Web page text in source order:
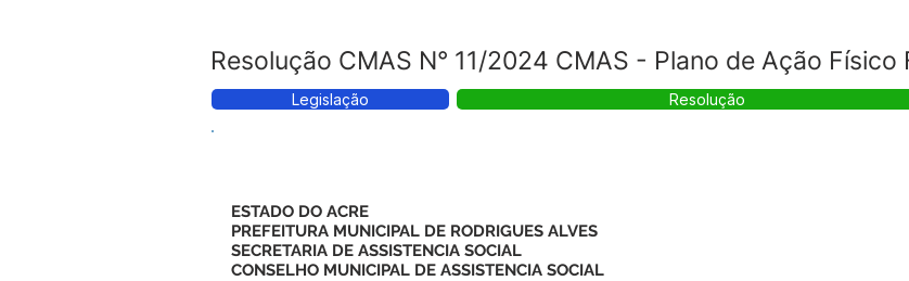
Resolução CMAS N° 11/2024 CMAS - Plano de Ação
Legislação Resolução
ESTADO DO ACRE
PREFEITURA MUNICIPAL DE RODRIGUES ALVES
SECRETARIA DE ASSISTENCIA SOCIAL
CONSELHO MUNICIPAL DE ASSISTENCIA SOCIAL